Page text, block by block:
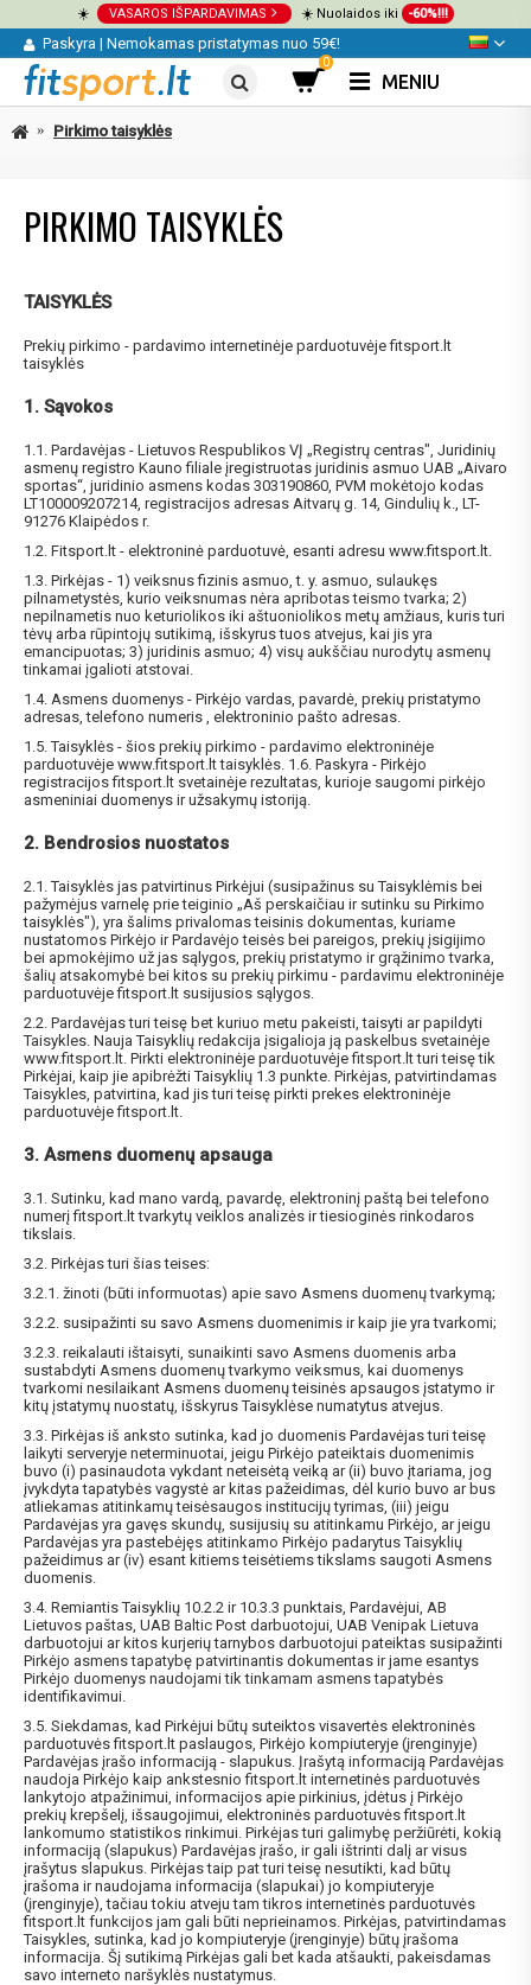
☀️ VASAROS IŠPARDAVIMAS ☀️ Nuolaidos iki -60%!!!
Paskyra | Nemokamas pristatymas nuo 59€!
0
MENIU
Pirkimo taisyklės
PIRKIMO TAISYKLĖS
TAISYKLĖS
Prekių pirkimo - pardavimo internetinėje parduotuvėje fitsport.lt
taisyklės
1. Sąvokos
1.1. Pardavėjas - Lietuvos Respublikos VĮ „Registrų centras", Juridinių
asmenų registro Kauno filiale įregistruotas juridinis asmuo UAB „Aivaro
sportas“, juridinio asmens kodas 303190860, PVM mokėtojo kodas
LT100009207214, registracijos adresas Aitvarų g. 14, Gindulių k., LT-
91276 Klaipėdos r.
1.2. Fitsport.lt - elektroninė parduotuvė, esanti adresu www.fitsport.lt.
1.3. Pirkėjas - 1) veiksnus fizinis asmuo, t. y. asmuo, sulaukęs
pilnametystės, kurio veiksnumas nėra apribotas teismo tvarka; 2)
nepilnametis nuo keturiolikos iki aštuoniolikos metų amžiaus, kuris turi
tėvų arba rūpintojų sutikimą, išskyrus tuos atvejus, kai jis yra
emancipuotas; 3) juridinis asmuo; 4) visų aukščiau nurodytų asmenų
tinkamai įgalioti atstovai.
1.4. Asmens duomenys - Pirkėjo vardas, pavardė, prekių pristatymo
adresas, telefono numeris , elektroninio pašto adresas.
1.5. Taisyklės - šios prekių pirkimo - pardavimo elektroninėje
parduotuvėje www.fitsport.lt taisyklės. 1.6. Paskyra - Pirkėjo
registracijos fitsport.lt svetainėje rezultatas, kurioje saugomi pirkėjo
asmeniniai duomenys ir užsakymų istoriją.
2. Bendrosios nuostatos
2.1. Taisyklės jas patvirtinus Pirkėjui (susipažinus su Taisyklėmis bei
pažymėjus varnelę prie teiginio „Aš perskaičiau ir sutinku su Pirkimo
taisyklės"), yra šalims privalomas teisinis dokumentas, kuriame
nustatomos Pirkėjo ir Pardavėjo teisės bei pareigos, prekių įsigijimo
bei apmokėjimo už jas sąlygos, prekių pristatymo ir grąžinimo tvarka,
šalių atsakomybė bei kitos su prekių pirkimu - pardavimu elektroninėje
parduotuvėje fitsport.lt susijusios sąlygos.
2.2. Pardavėjas turi teisę bet kuriuo metu pakeisti, taisyti ar papildyti
Taisykles. Nauja Taisyklių redakcija įsigalioja ją paskelbus svetainėje
www.fitsport.lt. Pirkti elektroninėje parduotuvėje fitsport.lt turi teisę tik
Pirkėjai, kaip jie apibrėžti Taisyklių 1.3 punkte. Pirkėjas, patvirtindamas
Taisykles, patvirtina, kad jis turi teisę pirkti prekes elektroninėje
parduotuvėje fitsport.lt.
3. Asmens duomenų apsauga
3.1. Sutinku, kad mano vardą, pavardę, elektroninį paštą bei telefono
numerį fitsport.lt tvarkytų veiklos analizės ir tiesioginės rinkodaros
tikslais.
3.2. Pirkėjas turi šias teises:
3.2.1. žinoti (būti informuotas) apie savo Asmens duomenų tvarkymą;
3.2.2. susipažinti su savo Asmens duomenimis ir kaip jie yra tvarkomi;
3.2.3. reikalauti ištaisyti, sunaikinti savo Asmens duomenis arba
sustabdyti Asmens duomenų tvarkymo veiksmus, kai duomenys
tvarkomi nesilaikant Asmens duomenų teisinės apsaugos įstatymo ir
kitų įstatymų nuostatų, išskyrus Taisyklėse numatytus atvejus.
3.3. Pirkėjas iš anksto sutinka, kad jo duomenis Pardavėjas turi teisę
laikyti serveryje neterminuotai, jeigu Pirkėjo pateiktais duomenimis
buvo (i) pasinaudota vykdant neteisėtą veiką ar (ii) buvo įtariama, jog
įvykdyta tapatybės vagystė ar kitas pažeidimas, dėl kurio buvo ar bus
atliekamas atitinkamų teisėsaugos institucijų tyrimas, (iii) jeigu
Pardavėjas yra gavęs skundų, susijusių su atitinkamu Pirkėjo, ar jeigu
Pardavėjas yra pastebėjęs atitinkamo Pirkėjo padarytus Taisyklių
pažeidimus ar (iv) esant kitiems teisėtiems tikslams saugoti Asmens
duomenis.
3.4. Remiantis Taisyklių 10.2.2 ir 10.3.3 punktais, Pardavėjui, AB
Lietuvos paštas, UAB Baltic Post darbuotojui, UAB Venipak Lietuva
darbuotojui ar kitos kurjerių tarnybos darbuotojui pateiktas susipažinti
Pirkėjo asmens tapatybę patvirtinantis dokumentas ir jame esantys
Pirkėjo duomenys naudojami tik tinkamam asmens tapatybės
identifikavimui.
3.5. Siekdamas, kad Pirkėjui būtų suteiktos visavertės elektroninės
parduotuvės fitsport.lt paslaugos, Pirkėjo kompiuteryje (įrenginyje)
Pardavėjas įrašo informaciją - slapukus. Įrašytą informaciją Pardavėjas
naudoja Pirkėjo kaip ankstesnio fitsport.lt internetinės parduotuvės
lankytojo atpažinimui, informacijos apie pirkinius, įdėtus į Pirkėjo
prekių krepšelį, išsaugojimui, elektroninės parduotuvės fitsport.lt
lankomumo statistikos rinkimui. Pirkėjas turi galimybę peržiūrėti, kokią
informaciją (slapukus) Pardavėjas įrašo, ir gali ištrinti dalį ar visus
įrašytus slapukus. Pirkėjas taip pat turi teisę nesutikti, kad būtų
įrašoma ir naudojama informacija (slapukai) jo kompiuteryje
(įrenginyje), tačiau tokiu atveju tam tikros internetinės parduotuvės
fitsport.lt funkcijos jam gali būti neprieinamos. Pirkėjas, patvirtindamas
Taisykles, sutinka, kad jo kompiuteryje (įrenginyje) būtų įrašoma
informacija. Šį sutikimą Pirkėjas gali bet kada atšaukti, pakeisdamas
savo interneto naršyklės nustatymus.